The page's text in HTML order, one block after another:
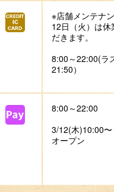
※店舗メンテナ
12日（火）は
だきます。
8:00～22:00(ラ
21:50）
8:00～22:00
3/12(木)10:00
オープン